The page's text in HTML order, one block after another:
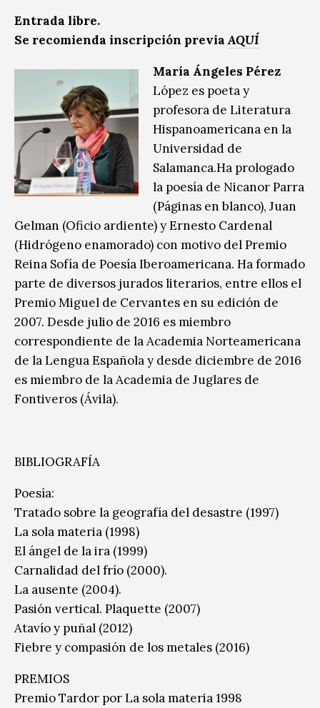
Entrada libre.
Se recomienda inscripción previaAQUÍ
María Ángeles Pérez
López es poeta y
profesora de Literatura
Hispanoamericana en la
Universidad de
Salamanca.Ha prologado
la poesía de Nicanor Parra
(Páginas en blanco), Juan
Gelman (Oficio ardiente) y Ernesto Cardenal
(Hidrógeno enamorado) con motivo del Premio
Reina Sofía de Poesía Iberoamericana. Ha formado
parte de diversos jurados literarios, entre ellos el
Premio Miguel de Cervantes en su edición de
2007. Desde julio de 2016 es miembro
correspondiente de la Academia Norteamericana
de la Lengua Española y desde diciembre de 2016
es miembro de la Academia de Juglares de
Fontiveros (Ávila).
BIBLIOGRAFÍA
Poesía:
Tratado sobre la geografía del desastre (1997)
La sola materia (1998)
El ángel de la ira (1999)
Carnalidad del frío (2000).
La ausente (2004).
Pasión vertical. Plaquette (2007)
Atavío y puñal (2012)
Fiebre y compasión de los metales (2016)
PREMIOS
Premio Tardor por La sola materia 1998